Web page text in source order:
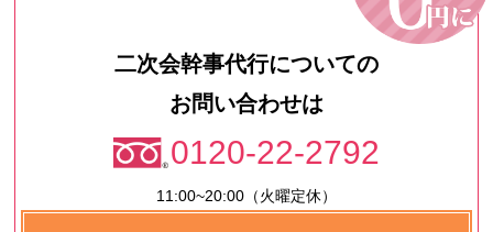
二次会幹事代行についての
お問い合わせは
0120-22-2792
11:00~20:00（火曜定休）